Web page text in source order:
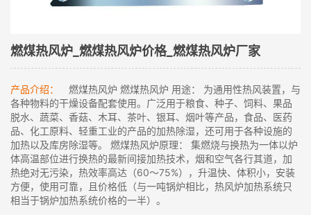
燃煤热风炉_燃煤热风炉价格_燃煤热风炉厂家
产品介绍：
燃煤热风炉 燃煤热风炉 用途： 为通用性热风装置，与
各种物料的干燥设备配套使用。广泛用于粮食、种子、饲料、果品
脱水、蔬菜、香菇、木耳、茶叶、银耳、烟叶等产品，食品、医药
品、化工原料、轻重工业的产品的加热除湿，还可用于各种设施的
加热以及库房除湿等。 燃煤热风炉原理： 集燃烧与换热为一体以炉
体高温部位进行换热的最新间接加热技术，烟和空气各行其道，加
热绝对无污染，热效率高达（60～75%），升温快、体积小，安装
方便，使用可靠，且价格低（与一吨锅炉相比，热风炉加热系统只
相当于锅炉加热系统价格的一半）。